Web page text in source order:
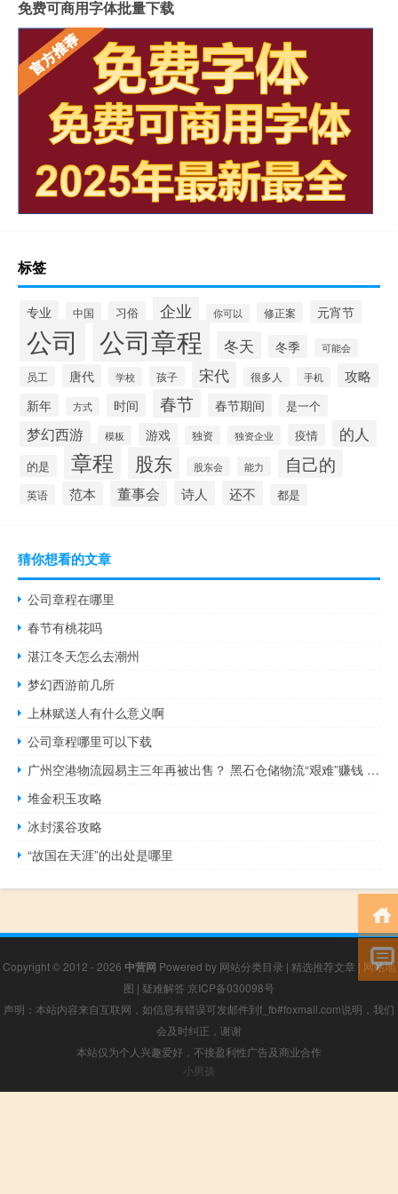
免费可商用字体批量下载
标签
专业 中国 习俗 企业 你可以 修正案 元宵节
公司 公司章程 冬天 冬季 可能会
员工 唐代 学校 孩子 宋代 很多人 手机 攻略
新年 方式 时间 春节 春节期间 是一个
梦幻西游 模板 游戏 独资 独资企业 疫情 的人
的是 章程 股东 股东会 能力 自己的
英语 范本 董事会 诗人 还不 都是
猜你想看的文章
公司章程在哪里
春节有桃花吗
湛江冬天怎么去潮州
梦幻西游前几所
上林赋送人有什么意义啊
公司章程哪里可以下载
广州空港物流园易主三年再被出售？ 黑石仓储物流“艰难”赚钱 到底什么情况嘞
堆金积玉攻略
冰封溪谷攻略
“故国在天涯”的出处是哪里
Copyright © 2012 - 2026 中营网 Powered by 网站分类目录 | 精选推荐文章 | 网站地
图 | 疑难解答 京ICP备030098号
声明：本站内容来自互联网，如信息有错误可发邮件到f_fb#foxmail.com说明，我们
会及时纠正，谢谢
本站仅为个人兴趣爱好，不接盈利性广告及商业合作
小男孩